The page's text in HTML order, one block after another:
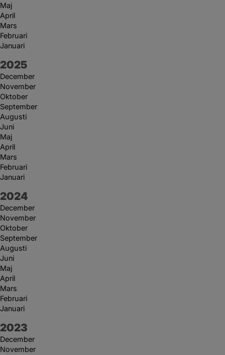
Maj
April
Mars
Februari
Januari
År:
2025
December
November
Oktober
September
Augusti
Juni
Maj
April
Mars
Februari
Januari
År:
2024
December
November
Oktober
September
Augusti
Juni
Maj
April
Mars
Februari
Januari
År:
2023
December
November